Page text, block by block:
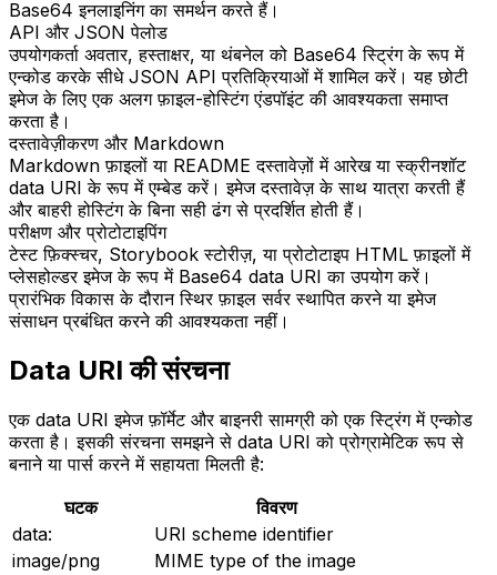
Base64 इनलाइनिंग का समर्थन करते हैं।
API और JSON पेलोड
उपयोगकर्ता अवतार, हस्ताक्षर, या थंबनेल को Base64 स्ट्रिंग के रूप में
एन्कोड करके सीधे JSON API प्रतिक्रियाओं में शामिल करें। यह छोटी
इमेज के लिए एक अलग फ़ाइल-होस्टिंग एंडपॉइंट की आवश्यकता समाप्त
करता है।
दस्तावेज़ीकरण और Markdown
Markdown फ़ाइलों या README दस्तावेज़ों में आरेख या स्क्रीनशॉट
data URI के रूप में एम्बेड करें। इमेज दस्तावेज़ के साथ यात्रा करती हैं
और बाहरी होस्टिंग के बिना सही ढंग से प्रदर्शित होती हैं।
परीक्षण और प्रोटोटाइपिंग
टेस्ट फ़िक्स्चर, Storybook स्टोरीज़, या प्रोटोटाइप HTML फ़ाइलों में
प्लेसहोल्डर इमेज के रूप में Base64 data URI का उपयोग करें।
प्रारंभिक विकास के दौरान स्थिर फ़ाइल सर्वर स्थापित करने या इमेज
संसाधन प्रबंधित करने की आवश्यकता नहीं।
Data URI की संरचना
एक data URI इमेज फ़ॉर्मेट और बाइनरी सामग्री को एक स्ट्रिंग में एन्कोड
करता है। इसकी संरचना समझने से data URI को प्रोग्रामेटिक रूप से
बनाने या पार्स करने में सहायता मिलती है:
घटक
विवरण
data:
URI scheme identifier
image/png
MIME type of the image